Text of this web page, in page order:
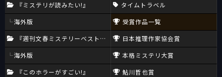
『ミステリが読みたい!』
海外版
『週刊文春ミステリーベスト10』
海外版
『このホラーがすごい!』
タイムトラベル
受賞作品一覧
日本推理作家協会賞
本格ミステリ大賞
鮎川哲也賞